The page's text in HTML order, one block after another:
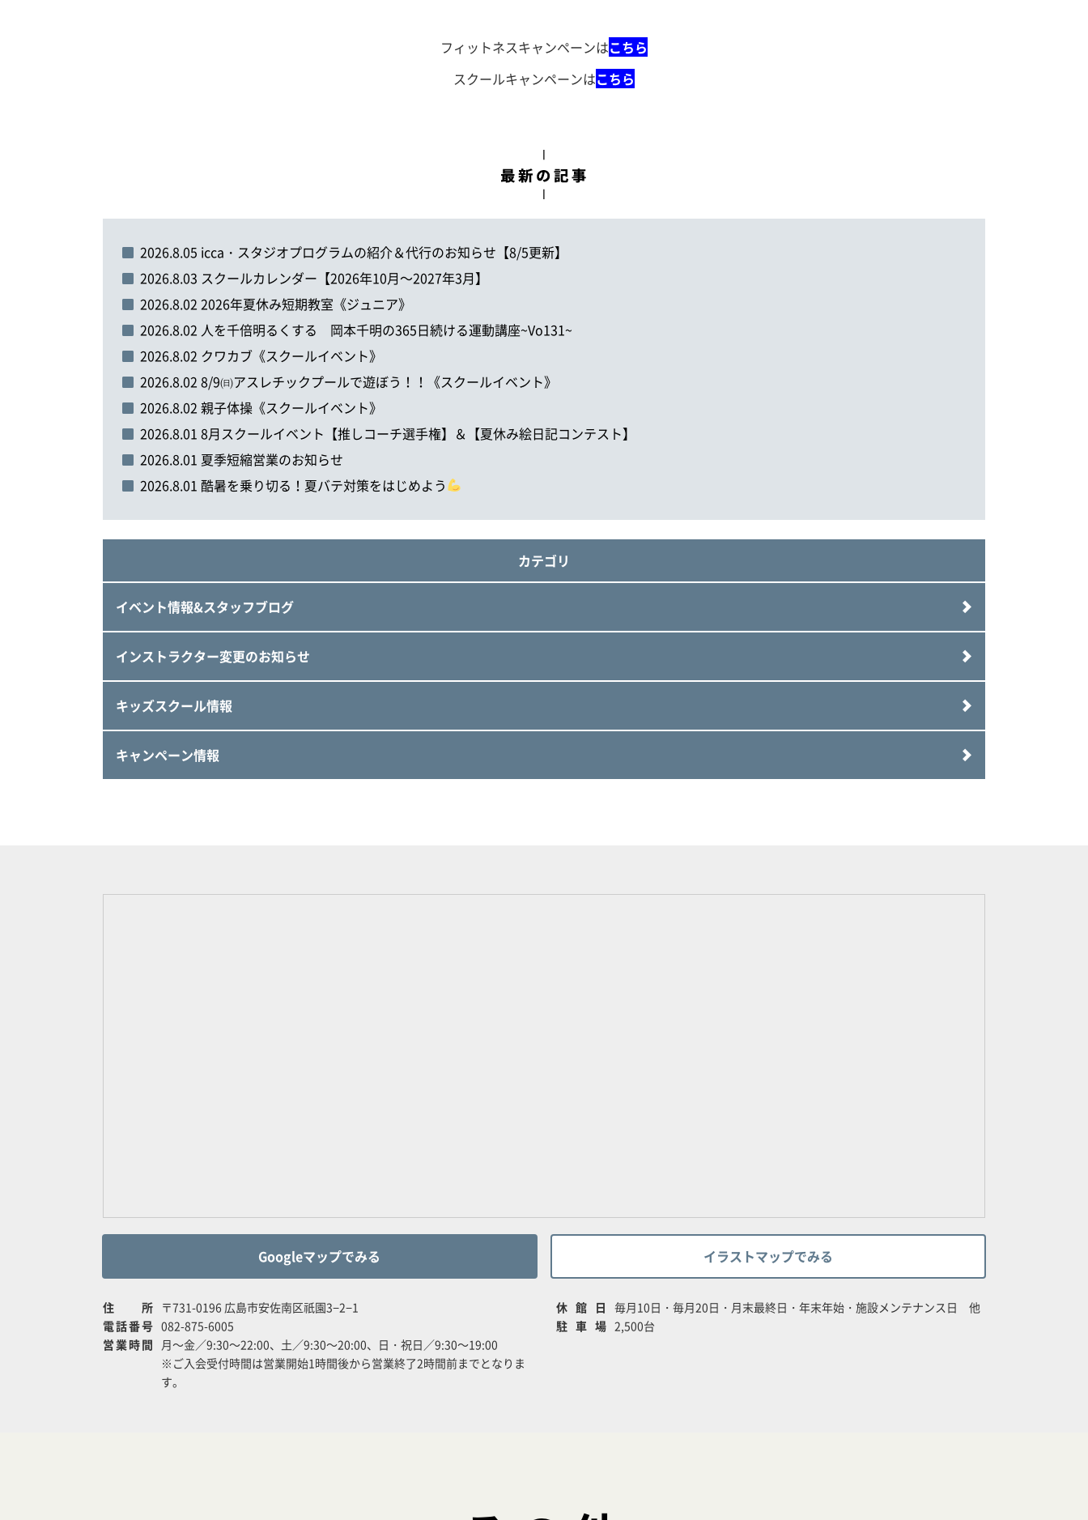
フィットネスキャンペーンはこちら
スクールキャンペーンはこちら
2026.8.05 icca・スタジオプログラムの紹介＆代行のお知らせ【8/5更新】
2026.8.03 スクールカレンダー【2026年10月～2027年3月】
2026.8.02 2026年夏休み短期教室《ジュニア》
2026.8.02 人を千倍明るくする 岡本千明の365日続ける運動講座~Vo131~
2026.8.02 クワカブ《スクールイベント》
2026.8.02 8/9㈰アスレチックプールで遊ぼう！！《スクールイベント》
2026.8.02 親子体操《スクールイベント》
2026.8.01 8月スクールイベント【推しコーチ選手権】＆【夏休み絵日記コンテスト】
2026.8.01 夏季短縮営業のお知らせ
2026.8.01 酷暑を乗り切る！夏バテ対策をはじめよう
カテゴリ
イベント情報&スタッフブログ
インストラクター変更のお知らせ
キッズスクール情報
キャンペーン情報
Googleマップでみる イラストマップでみる
住所
〒731-0196 広島市安佐南区祇園3−2−1
電話番号 082-875-6005
営業時間
月～金／9:30～22:00、土／9:30～20:00、日・祝日／9:30～19:00
※ご入会受付時間は営業開始1時間後から営業終了2時間前までとなりま
す。
休館日 毎月10日・毎月20日・月末最終日・年末年始・施設メンテナンス日 他
駐車場 2,500台